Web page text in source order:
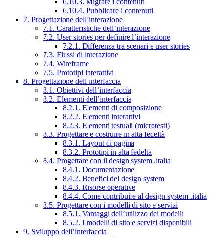
6.10.3. Migrare i contenuti
6.10.4. Pubblicare i contenuti
7. Progettazione dell’interazione
7.1. Caratteristiche dell’interazione
7.2. User stories per definire l’interazione
7.2.1. Differenza tra scenari e user stories
7.3. Flussi di interazione
7.4. Wireframe
7.5. Prototipi interattivi
8. Progettazione dell’interfaccia
8.1. Obiettivi dell’interfaccia
8.2. Elementi dell’interfaccia
8.2.1. Elementi di composizione
8.2.2. Elementi interattivi
8.2.3. Elementi testuali (microtesti)
8.3. Progettare e costruire in alta fedeltà
8.3.1. Layout di pagina
8.3.2. Prototipi in alta fedeltà
8.4. Progettare con il design system .italia
8.4.1. Documentazione
8.4.2. Benefici del design system
8.4.3. Risorse operative
8.4.4. Come contribuire al design system .italia
8.5. Progettare con i modelli di sito e servizi
8.5.1. Vantaggi dell’utilizzo dei modelli
8.5.2. I modelli di sito e servizi disponibili
9. Sviluppo dell’interfaccia